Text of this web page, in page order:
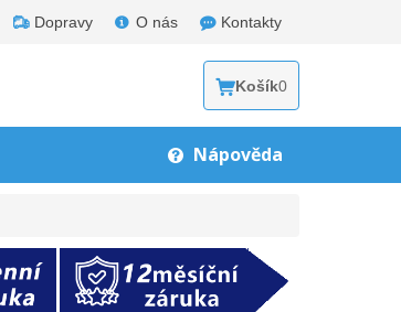
Dopravy O nás Kontakty
Košík0
Nápověda